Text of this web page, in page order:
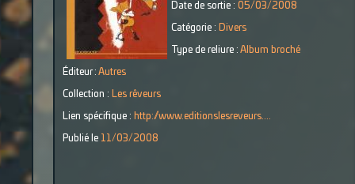
Date de sortie : 05/03/2008
Catégorie : Divers
Type de reliure : Album broché
Éditeur : Autres
Collection : Les rêveurs
Lien spécifique : http://www.editionslesreveurs....
Publié le 11/03/2008